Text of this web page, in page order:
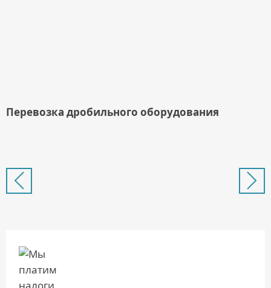
Перевозка дробильного оборудования